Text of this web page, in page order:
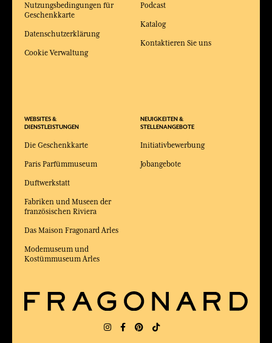
Nutzungsbedingungen für
Geschenkkarte
Datenschutzerklärung
Cookie Verwaltung
WEBSITES &
DIENSTLEISTUNGEN
Die Geschenkkarte
Paris Parfümmuseum
Duftwerkstatt
Fabriken und Museen der
französischen Riviera
Das Maison Fragonard Arles
Modemuseum und
Kostümmuseum Arles
Podcast
Katalog
Kontaktieren Sie uns
NEUIGKEITEN &
STELLENANGEBOTE
Initiativbewerbung
Jobangebote